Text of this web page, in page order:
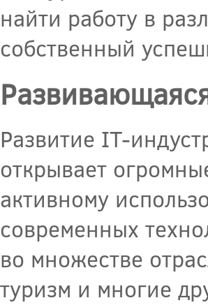
найти работу в
собственный
Развитие IT-
открывает
активному
современных
во множестве
туризм и многие